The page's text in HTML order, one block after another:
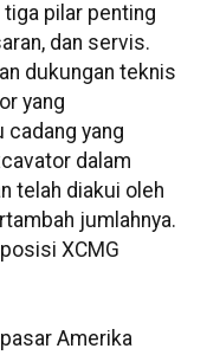
pilar penting
dan servis.
dukungan teknis
yang
cadang yang
dalam
telah diakui oleh
jumlahnya.
XCMG
Amerika